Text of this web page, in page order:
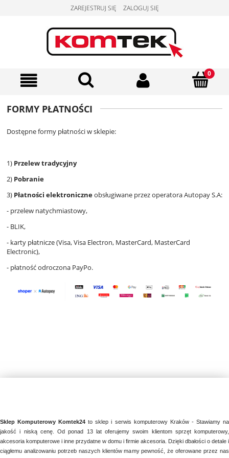
ZAREJESTRUJ SIĘ ZALOGUJ SIĘ
FORMY PŁATNOŚCI
Dostępne formy płatności w sklepie:
1) Przelew tradycyjny
2) Pobranie
3) Płatności elektroniczneobsługiwane przez operatora Autopay S.A:
- przelew natychmiastowy,
- BLIK,
- karty płatnicze (Visa, Visa Electron, MasterCard, MasterCard
Electronic),
- płatność odroczona PayPo.
Sklep Komputerowy Komtek24 to sklep i serwis komputerowy Kraków - Stawiamy na
jakość i niską cenę. Od ponad 13 lat oferujemy swoim klientom sprzęt komputerowy,
akcesoria komputerowe i inne przydatne w domu i firmie akcesoria. Dzięki dbałości o detale i
ciągłemu analizowaniu potrzeb naszych klientów mamy pewność, że oferowane przez nas